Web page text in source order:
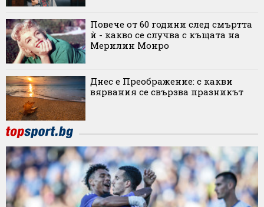
Повече от 60 години след смъртта
ѝ - какво се случва с къщата на
Мерилин Монро
Днес е Преображение: с какви
вярвания се свързва празникът